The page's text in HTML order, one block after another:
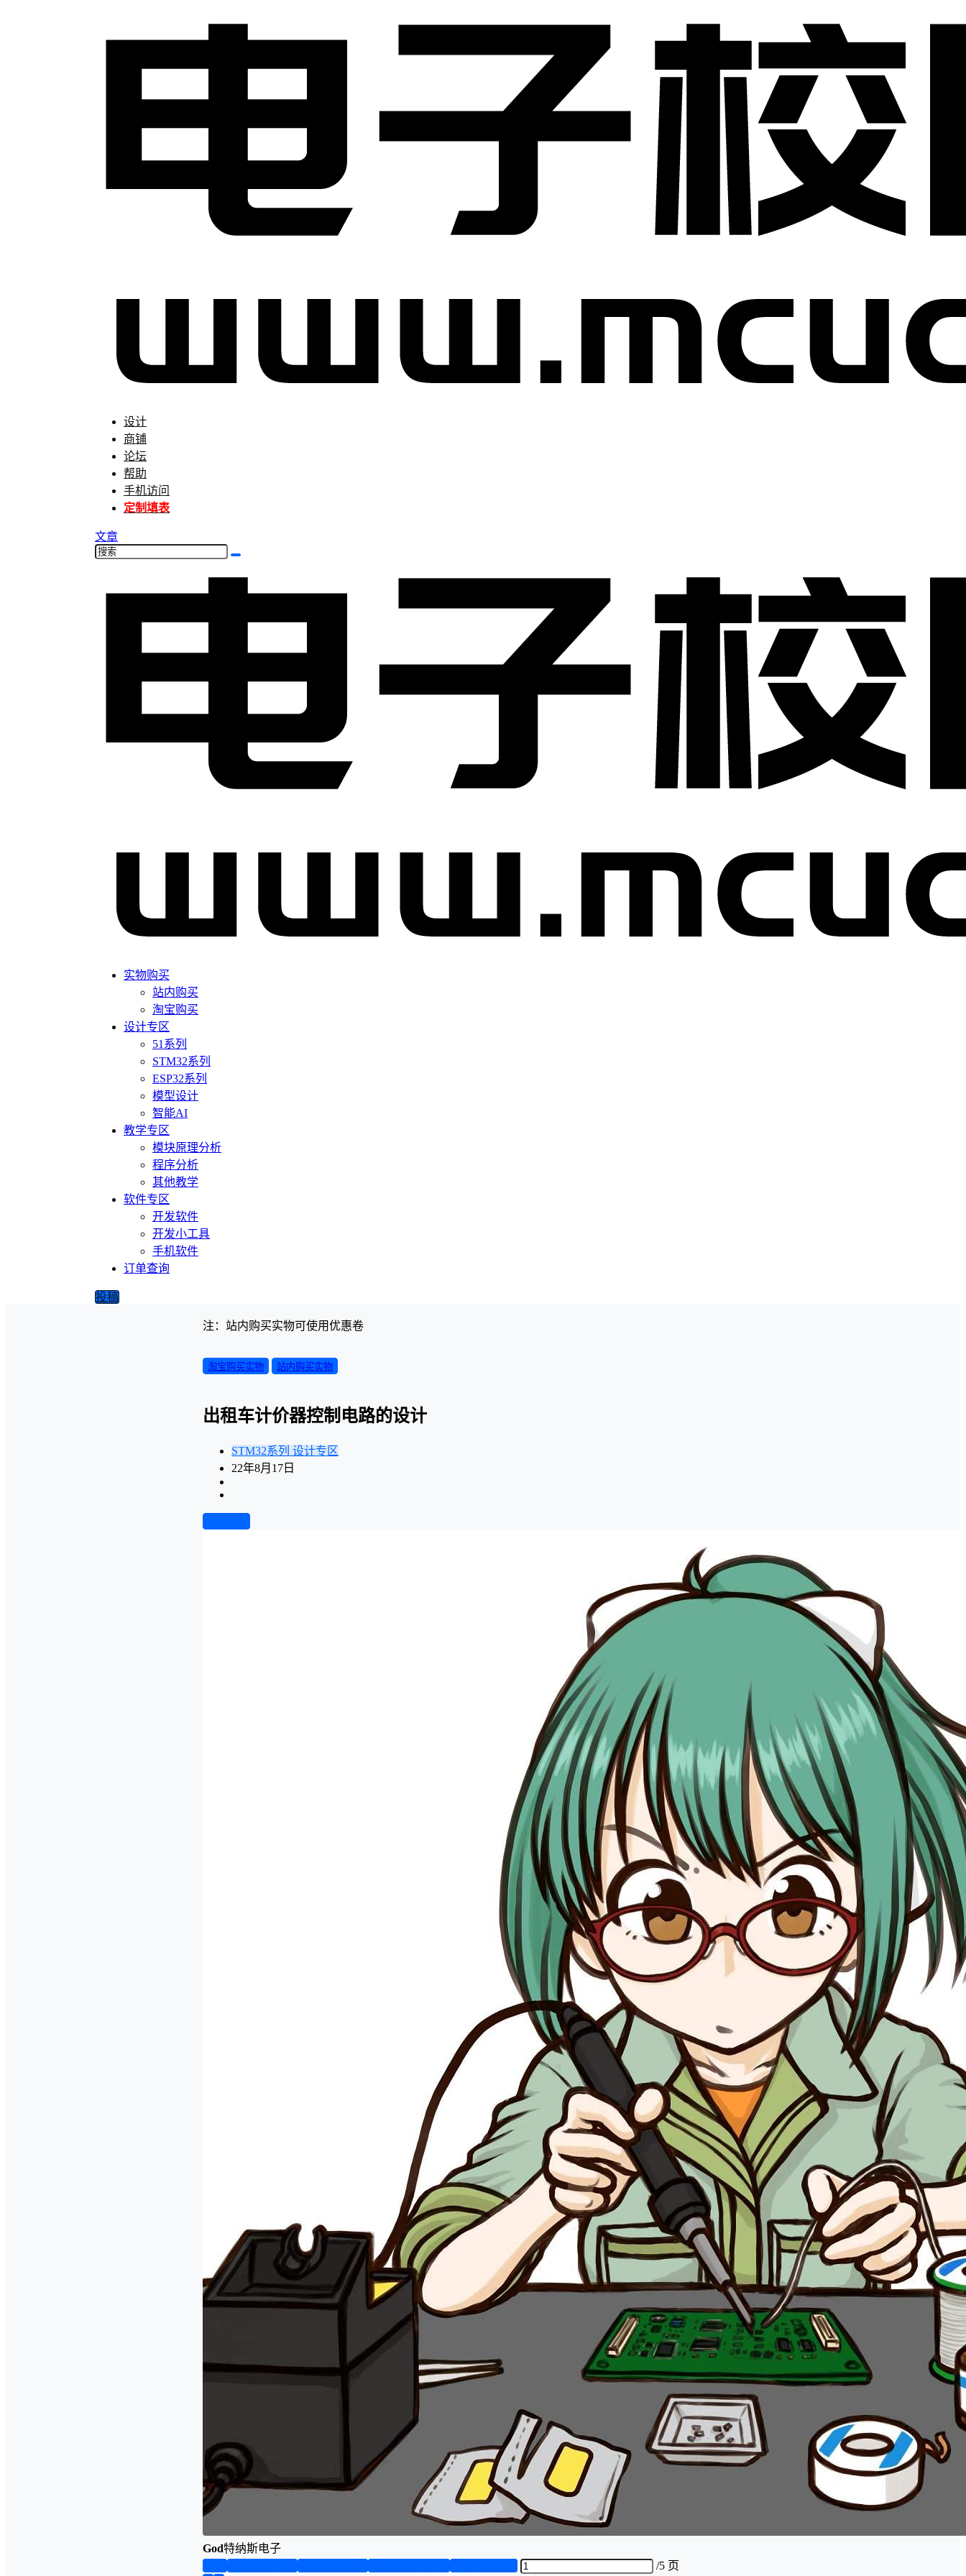
设计
商铺
论坛
帮助
手机访问
定制填表
文章
实物购买
站内购买
淘宝购买
设计专区
51系列
STM32系列
ESP32系列
模型设计
智能AI
教学专区
模块原理分析
程序分析
其他教学
软件专区
开发软件
开发小工具
手机软件
订单查询
投稿
注：站内购买实物可使用优惠卷
淘宝购买实物 站内购买实物
出租车计价器控制电路的设计
STM32系列 设计专区
22年8月17日
God特纳斯电子
/5 页